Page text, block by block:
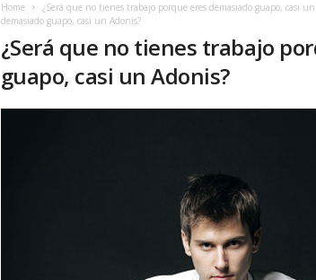
Home ¿Será que no tienes trabajo porque eres demasiado guapo, casi un
demasiado guapo, casi un Adonis?
¿Será que no tienes trabajo
guapo, casi un Adonis?